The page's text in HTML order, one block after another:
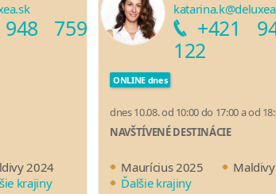
759
2024
krajiny
+421
122
ONLINE dnes
dnes 10.08. od 10:00 do 17:00 a od
NAVŠTÍVENÉ DESTINÁCIE
Maurícius 2025
Ďalšie krajiny